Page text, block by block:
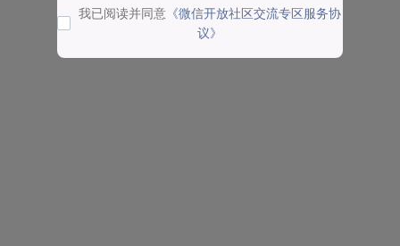
我已阅读并同意 《微信开放社区交流专区服务协
议》